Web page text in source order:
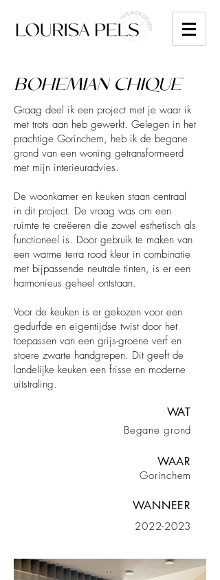
BOHEMIAN CHIQUE
Graag deel ik een project met je waar ik
met trots aan heb gewerkt. Gelegen in het
prachtige Gorinchem, heb ik de begane
grond van een woning getransformeerd
met mijn interieuradvies.
De woonkamer en keuken staan centraal
in dit project. De vraag was om een
ruimte te creëeren die zowel esthetisch als
functioneel is. Door gebruik te maken van
een warme terra rood kleur in combinatie
met bijpassende neutrale tinten, is er een
harmonieus geheel ontstaan.
Voor de keuken is er gekozen voor een
gedurfde en eigentijdse twist door het
toepassen van een grijs-groene verf en
stoere zwarte handgrepen. Dit geeft de
landelijke keuken een frisse en moderne
uitstraling.
WAT
Begane grond
WAAR
Gorinchem
WANNEER
2022-2023